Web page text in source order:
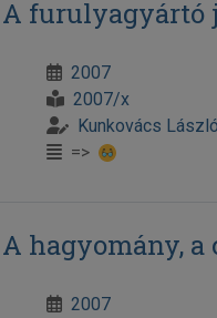
A furulyagyártó
2007
2007/x
Kunkovács László
=>
A hagyomány, a
2007